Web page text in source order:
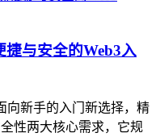
与安全的Web3入
向新手的入门新选择，精
性两大核心需求，它规